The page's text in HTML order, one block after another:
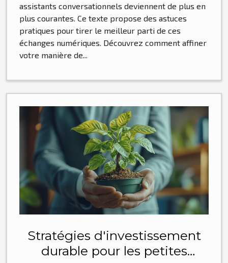
assistants conversationnels deviennent de plus en
plus courantes. Ce texte propose des astuces
pratiques pour tirer le meilleur parti de ces
échanges numériques. Découvrez comment affiner
votre manière de...
Stratégies d'investissement
durable pour les petites